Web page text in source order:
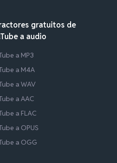
gratuitos de
a audio
a MP3
a M4A
a WAV
a AAC
a FLAC
a OPUS
a OGG